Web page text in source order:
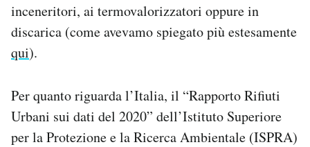
inceneritori, ai termovalorizzatori oppure in
discarica (come avevamo spiegato più estesamente
qui).
Per quanto riguarda l’Italia, il “Rapporto Rifiuti
Urbani sui dati del 2020” dell’Istituto Superiore
per la Protezione e la Ricerca Ambientale (ISPRA)